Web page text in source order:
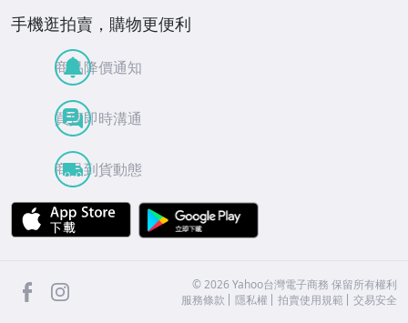
手機逛拍賣，購物更便利
商品降價通知
買賣即時溝通
商品到貨動態
APP Store
facebook ©2026 Yahoo台灣電子商務 保留所有權利
服務條款
隱私權 拍賣使用規範 交易安全